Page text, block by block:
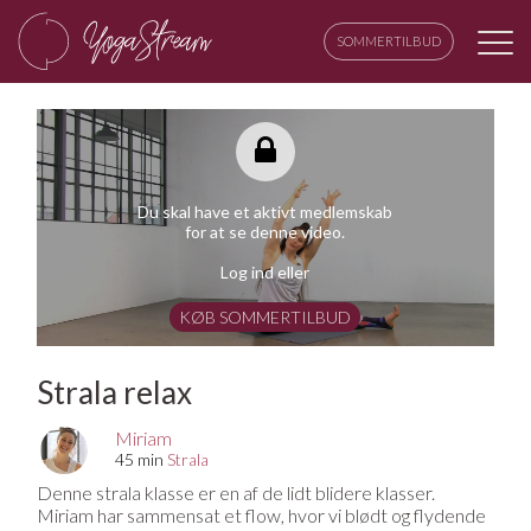
SOMMERTILBUD
Du skal have et aktivt medlemskab
for at se denne video.
Log ind eller
KØB SOMMERTILBUD
Strala relax
Miriam
45 min Strala
Denne strala klasse er en af de lidt blidere klasser.
Miriam har sammensat et flow, hvor vi blødt og flydende